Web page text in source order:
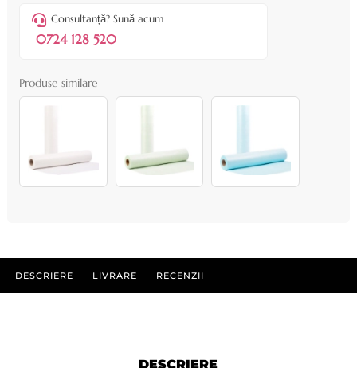
Consultanță? Sună acum
0724 128 520
Produse similare
DESCRIERE LIVRARE RECENZII
DESCRIERE